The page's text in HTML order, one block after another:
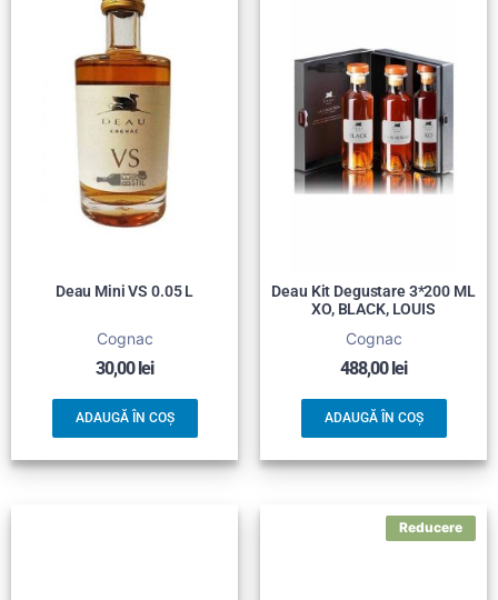
Deau Mini VS 0.05 L
Cognac
30,00 lei
ADAUGĂ ÎN COȘ
Deau Kit Degustare 3*200 ML
XO, BLACK, LOUIS
Cognac
488,00 lei
ADAUGĂ ÎN COȘ